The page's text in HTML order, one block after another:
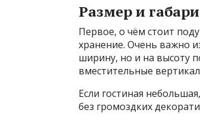
Размер и
Первое, о чём стоит
хранение. Очень важно
ширину, но и на высоту
вместительные
Если гостиная
без громоздких